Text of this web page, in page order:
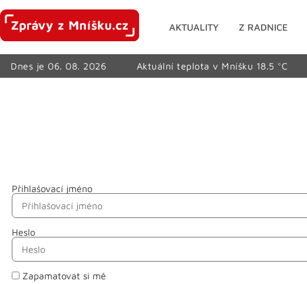
AKTUALITY Z RADNICE
Dnes je 06. 08. 2026 Aktuální teplota v Mníšku 18.5 °C
Přihlašovací jméno
Heslo
Zapamatovat si mě
Jméno
Příjmení
E-mail